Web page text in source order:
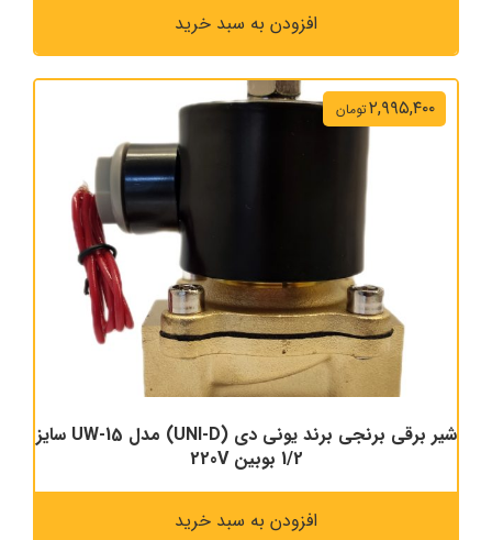
افزودن به سبد خرید
شیر برقی برنجی برند یونی دی (UNI-D) مدل UW-15 سایز
1/2 بوبین 220V
۲,۹۹۵,۴۰۰تومان
افزودن به سبد خرید